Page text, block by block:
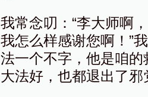
我常念叨：“李大师啊
我怎么样感谢您啊！”
法一个不字，他是咱
大法好，也都退出了邪